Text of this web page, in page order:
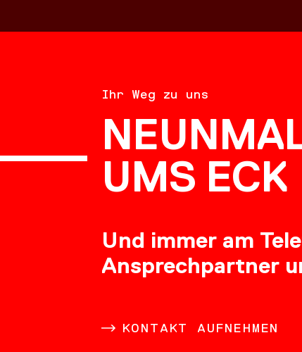
Ihr Weg zu uns
UMS ECK
Und immer am
Ansprechpartner
KONTAKT AUFNEHMEN